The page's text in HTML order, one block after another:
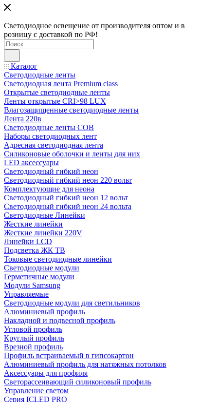
Светодиодное освещение от производителя оптом и в
розницу с доставкой по РФ!
Каталог
Светодиодные ленты
Светодиодная лента Premium class
Открытые светодиодные ленты
Ленты открытые CRI>98 LUX
Влагозащищенные светодиодные ленты
Лента 220в
Светодиодные ленты COB
Наборы светодиодных лент
Адресная светодиодная лента
Силиконовые оболочки и ленты для них
LED аксессуары
Светодиодный гибкий неон
Светодиодный гибкий неон 220 вольт
Комплектующие для неона
Светодиодный гибкий неон 12 вольт
Светодиодный гибкий неон 24 вольта
Светодиодные Линейки
Жесткие линейки
Жесткие линейки 220V
Линейки LCD
Подсветка ЖК ТВ
Токовые светодиодные линейки
Светодиодные модули
Герметичные модули
Модули Samsung
Управляемые
Светодиодные модули для светильников
Алюминиевый профиль
Накладной и подвесной профиль
Угловой профиль
Круглый профиль
Врезной профиль
Профиль встраиваемый в гипсокартон
Алюминиевый профиль для натяжных потолков
Аксессуары для профиля
Светорассеивающий силиконовый профиль
Управление светом
Серия ICLED PRO